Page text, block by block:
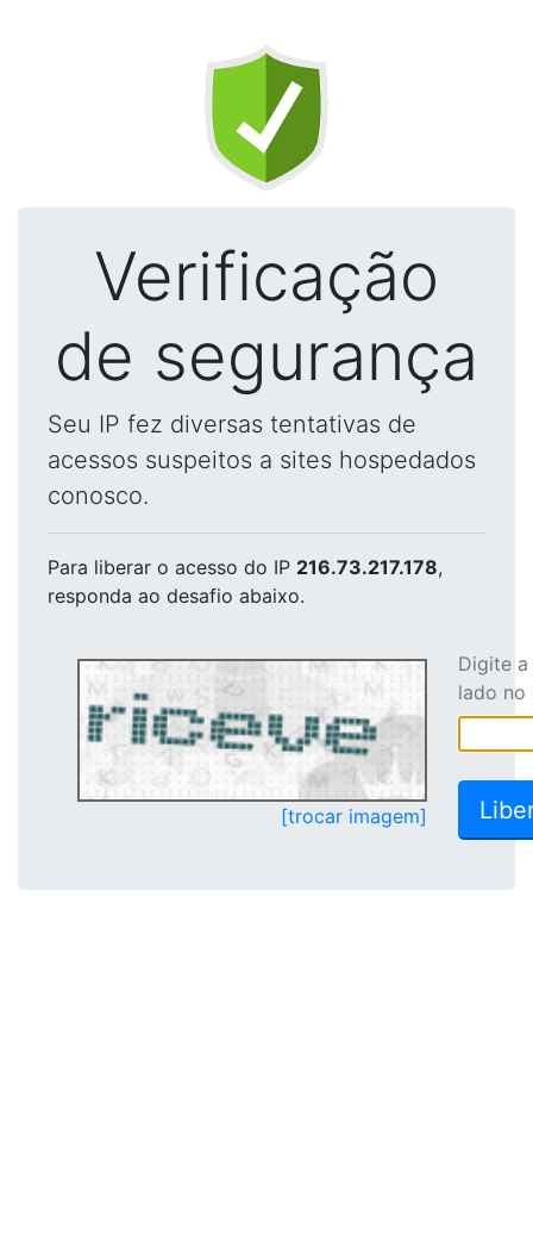
Verificação
de segurança
Seu IP fez diversas tentativas de
acessos suspeitos a sites hospedados
conosco.
Para liberar o acesso do IP 216.73.217.178,
responda ao desafio abaixo.
[trocar imagem]
Digite
lado no